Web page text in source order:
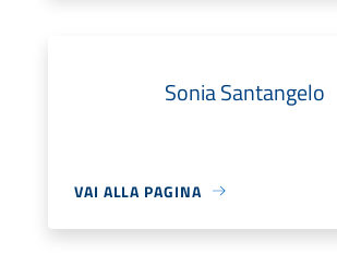
Sonia Santangelo
VAI ALLA PAGINA